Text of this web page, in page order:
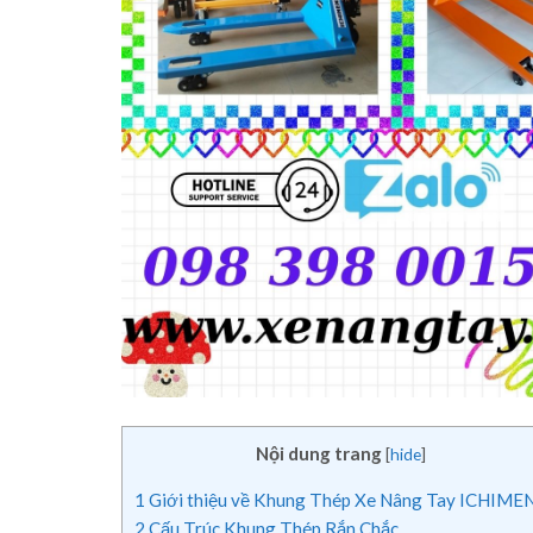
Nội dung trang [hide]
1 Giới thiệu về Khung Thép Xe Nâng Tay
2 Cấu Trúc Khung Thép Rắn Chắc